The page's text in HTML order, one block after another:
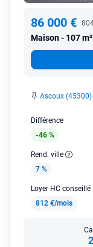
86 000 €
Maison 107
Ascoux (45300)
Différence
-46 %
Rend. ville
7 %
Loyer HC conseillé
812 €/mois